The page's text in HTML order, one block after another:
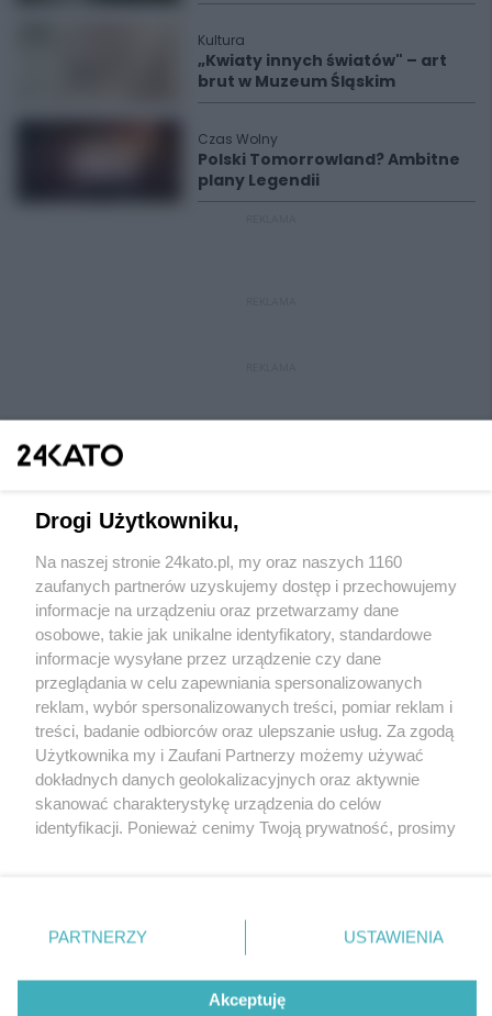
Kultura
„Kwiaty innych światów" – art
brut w Muzeum Śląskim
Czas Wolny
Polski Tomorrowland? Ambitne
plany Legendii
Wydawca mediów lokalnych
Nie zapomnij
zapoznać się z:
polityką prywatności regulamin korzystania z portali
Twojemiasto
Piekary Śląskie
Chorzów
Tarnowskie Góry
Gliwice
Skontakuj sięz nami
Kontakt
Wydawca
Redakcja
Drogi Użytkowniku,
Na naszej stronie 24kato.pl, my oraz naszych 1160
zaufanych partnerów uzyskujemy dostęp i przechowujemy
informacje na urządzeniu oraz przetwarzamy dane
osobowe, takie jak unikalne identyfikatory, standardowe
informacje wysyłane przez urządzenie czy dane
przeglądania w celu zapewniania spersonalizowanych
reklam, wybór spersonalizowanych treści, pomiar reklam i
treści, badanie odbiorców oraz ulepszanie usług. Za zgodą
Użytkownika my i Zaufani Partnerzy możemy używać
dokładnych danych geolokalizacyjnych oraz aktywnie
skanować charakterystykę urządzenia do celów
identyfikacji. Ponieważ cenimy Twoją prywatność, prosimy
prywatności znajdujący się w lewym dolnym rogu strony
. Niektóre rodzaje przetwarzania danych nie wymagają
zgody użytkownika, ale masz prawo sprzeciwić się
takiemu przetwarzaniu. Preferencje będą miały
PARTNERZY USTAWIENIA
Akceptuję